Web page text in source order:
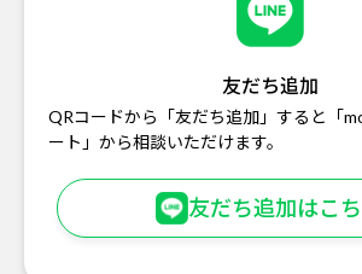
友だち追加
QRコードから「友だち追加」すると「
ート」から相談いただけます。
友だち追加はこ